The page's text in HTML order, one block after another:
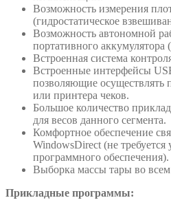
Возможность измерения
(гидростатическое
Возможность автономной
портативного аккумулятора
Встроенная система
Встроенные интерфейсы
позволяющие
или принтера чеков.
Большое количество
для весов данного сегмента.
Комфортное обеспечение
WindowsDirect (не требуется
программного обеспечения).
Выборка массы тары во
Прикладные программы: